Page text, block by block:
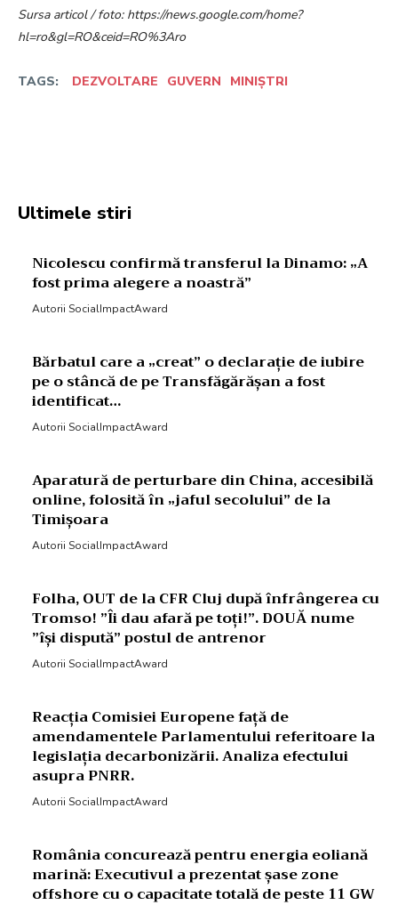
Sursa articol / foto: https://news.google.com/home?
hl=ro&gl=RO&ceid=RO%3Aro
TAGS: DEZVOLTARE GUVERN MINIȘTRI
Ultimele stiri
Nicolescu confirmă transferul la Dinamo: „A
fost prima alegere a noastră”
Autorii SocialImpactAward
Bărbatul care a „creat” o declarație de iubire
pe o stâncă de pe Transfăgărășan a fost
identificat…
Autorii SocialImpactAward
Aparatură de perturbare din China, accesibilă
online, folosită în „jaful secolului” de la
Timișoara
Autorii SocialImpactAward
Folha, OUT de la CFR Cluj după înfrângerea cu
Tromso! ”Îi dau afară pe toți!”. DOUĂ nume
”își dispută” postul de antrenor
Autorii SocialImpactAward
Reacția Comisiei Europene față de
amendamentele Parlamentului referitoare la
legislația decarbonizării. Analiza efectului
asupra PNRR.
Autorii SocialImpactAward
România concurează pentru energia eoliană
marină: Executivul a prezentat șase zone
offshore cu o capacitate totală de peste 11 GW